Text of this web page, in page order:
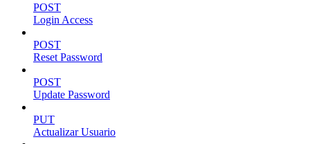
POST
Login Access
POST
Reset Password
POST
Update Password
PUT
Actualizar Usuario